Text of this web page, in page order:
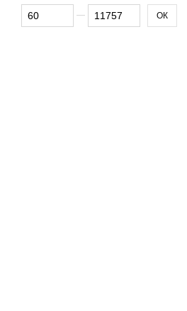
Від Ціна, грн
До Ціна, грн ОК